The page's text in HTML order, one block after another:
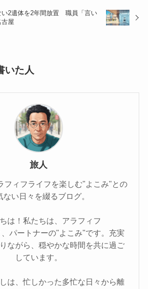
い2遺体を2年間放置 職員「言い
屋
いた人
旅人
フィフライフを楽しむ"よこみ"との
ない日々を綴るブログ。
は！私たちは、アラフィフ
パートナーの"よこみ"です。充実
ながら、穏やかな時間を共に過ご
しています。
は、忙しかった多忙な日々から離